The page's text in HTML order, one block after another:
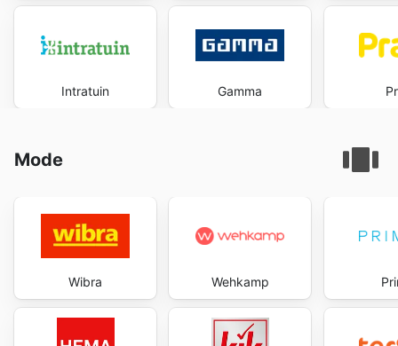
Intratuin Gamma
Mode
Wibra Wehkamp